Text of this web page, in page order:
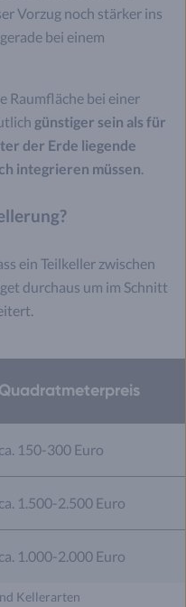
Vorzug noch stärker ins
bei einem
Raumfläche bei einer
günstiger sein als für
der Erde liegende
integrieren müssen
ein Teilkeller zwischen
durchaus um im Schnitt
Kellerarten
Quadratmeterpreis
ca. 150-300 Euro
ca. 1.500-2.500 Euro
ca. 1.000-2.000 Euro